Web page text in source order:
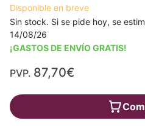
Disponible en breve
Sin stock. Si se pide hoy, se
14/08/26
¡GASTOS DE ENVÍO GRATIS!
PVP. 87,70€